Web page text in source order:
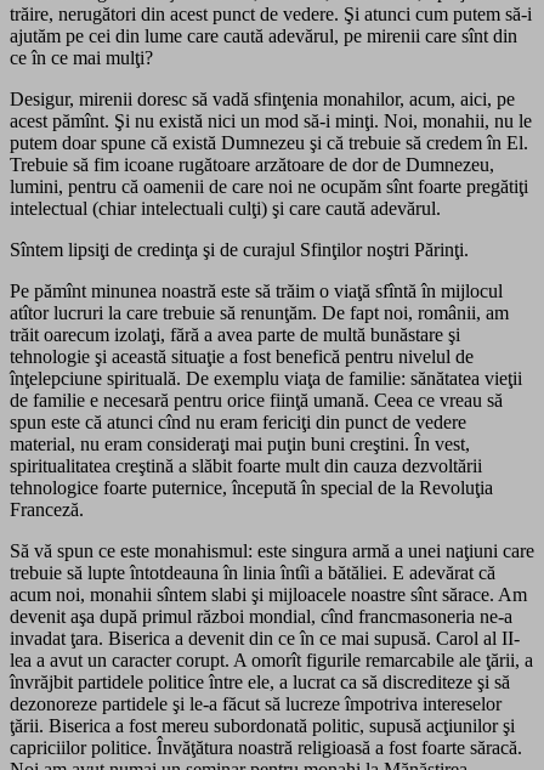
trăire, nerugători din acest punct de vedere. Şi atunci cum putem să-i
ajutăm pe cei din lume care caută adevărul, pe mirenii care sînt din
ce în ce mai mulţi?
Desigur, mirenii doresc să vadă sfinţenia monahilor, acum, aici, pe
acest pămînt. Şi nu există nici un mod să-i minţi. Noi, monahii, nu le
putem doar spune că există Dumnezeu şi că trebuie să credem în El.
Trebuie să fim icoane rugătoare arzătoare de dor de Dumnezeu,
lumini, pentru că oamenii de care noi ne ocupăm sînt foarte pregătiţi
intelectual (chiar intelectuali culţi) şi care caută adevărul.
Sîntem lipsiţi de credinţa şi de curajul Sfinţilor noştri Părinţi.
Pe pămînt minunea noastră este să trăim o viaţă sfîntă în mijlocul
atîtor lucruri la care trebuie să renunţăm. De fapt noi, românii, am
trăit oarecum izolaţi, fără a avea parte de multă bunăstare şi
tehnologie şi această situaţie a fost benefică pentru nivelul de
înţelepciune spirituală. De exemplu viaţa de familie: sănătatea vieţii
de familie e necesară pentru orice fiinţă umană. Ceea ce vreau să
spun este că atunci cînd nu eram fericiţi din punct de vedere
material, nu eram consideraţi mai puţin buni creştini. În vest,
spiritualitatea creştină a slăbit foarte mult din cauza dezvoltării
tehnologice foarte puternice, începută în special de la Revoluţia
Franceză.
Să vă spun ce este monahismul: este singura armă a unei naţiuni care
trebuie să lupte întotdeauna în linia întîi a bătăliei. E adevărat că
acum noi, monahii sîntem slabi şi mijloacele noastre sînt sărace. Am
devenit aşa după primul război mondial, cînd francmasoneria ne-a
invadat ţara. Biserica a devenit din ce în ce mai supusă. Carol al II-
lea a avut un caracter corupt. A omorît figurile remarcabile ale ţării, a
învrăjbit partidele politice între ele, a lucrat ca să discrediteze şi să
dezonoreze partidele şi le-a făcut să lucreze împotriva intereselor
ţării. Biserica a fost mereu subordonată politic, supusă acţiunilor şi
capriciilor politice. Învăţătura noastră religioasă a fost foarte săracă.